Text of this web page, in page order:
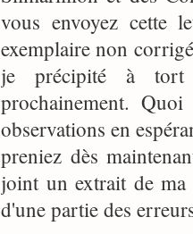
vous envoyez cette
exemplaire non
je précipité à tort
prochainement.
observations en
preniez dès
joint un extrait de ma
d'une partie des